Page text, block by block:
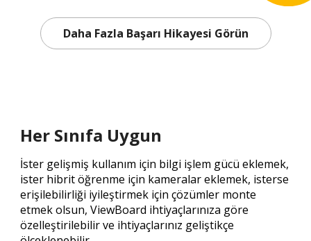
Daha Fazla Başarı Hikayesi Görün
Her Sınıfa Uygun
İster gelişmiş kullanım için bilgi işlem gücü eklemek,
ister hibrit öğrenme için kameralar eklemek, isterse
erişilebilirliği iyileştirmek için çözümler monte
etmek olsun, ViewBoard ihtiyaçlarınıza göre
özelleştirilebilir ve ihtiyaçlarınız geliştikçe